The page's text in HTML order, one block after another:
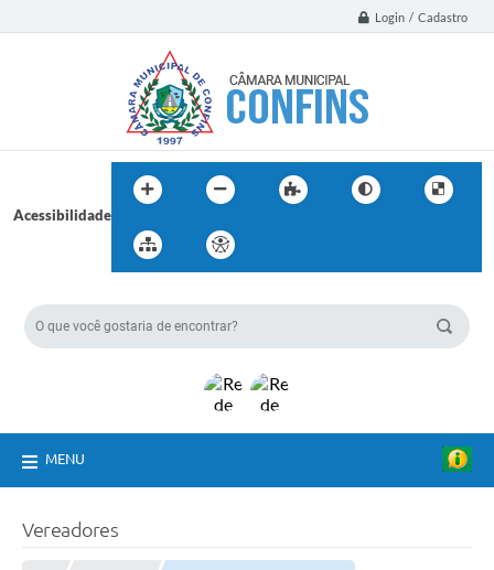
Login / Cadastro
Acessibilidade
MENU
Vereadores